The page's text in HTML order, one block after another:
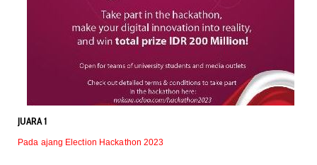
JUARA 1
Pada ajang Election Hackathon 2023